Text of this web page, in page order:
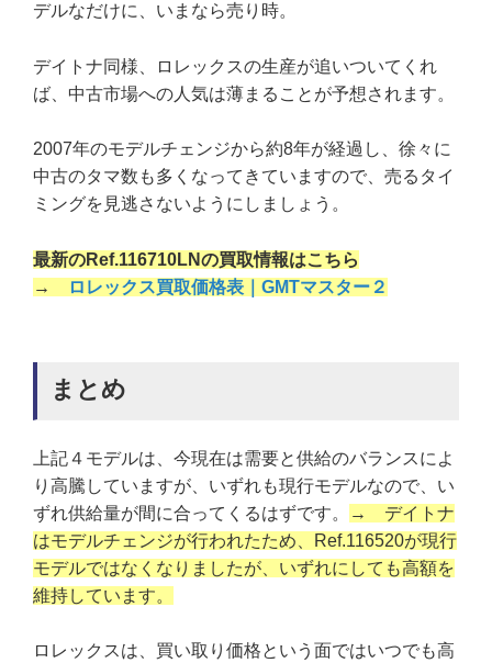
デルなだけに、いまなら売り時。
デイトナ同様、ロレックスの生産が追いついてくれ
ば、中古市場への人気は薄まることが予想されます。
2007年のモデルチェンジから約8年が経過し、徐々に
中古のタマ数も多くなってきていますので、売るタイ
ミングを見逃さないようにしましょう。
最新のRef.116710LNの買取情報はこちら
→
ロレックス買取価格表｜GMTマスター２
まとめ
上記４モデルは、今現在は需要と供給のバランスによ
り高騰していますが、 いずれも現行モデルなので、い
ずれ供給量が間に合ってくるはずです。
→ デイトナ
はモデルチェンジが行われたため、Ref.116520が現行
モデルではなくなりましたが、いずれにしても高額を
維持しています。
ロレックスは、買い取り価格という面ではいつでも高